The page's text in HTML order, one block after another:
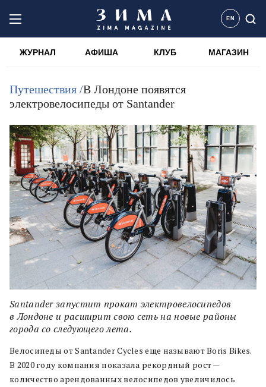
EN
ЖУРНАЛ АФИША КЛУБ МАГАЗИН
Путешествия /В Лондоне появятся
электровелосипеды от Santander
Santander запустит прокат электровелосипедов
в Лондоне и расширит свою сеть на новые районы
города со следующего лета.
Велосипеды от Santander Cycles еще называют Boris Bikes.
В 2020 году компания показала рекордный рост —
количество арендованных велосипедов увеличилось